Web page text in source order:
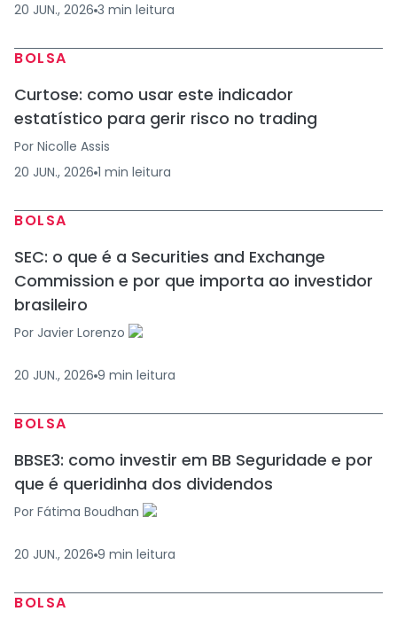
20 JUN., 2026 3 min leitura
BOLSA
Curtose: como usar este indicador
estatístico para gerir risco no trading
Por Nicolle Assis
20 JUN., 2026 1 min leitura
BOLSA
SEC: o que é a Securities and Exchange
Commission e por que importa ao investidor
brasileiro
Por Javier Lorenzo
20 JUN., 2026 9 min leitura
BOLSA
BBSE3: como investir em BB Seguridade e por
que é queridinha dos dividendos
Por Fátima Boudhan
20 JUN., 2026 9 min leitura
BOLSA